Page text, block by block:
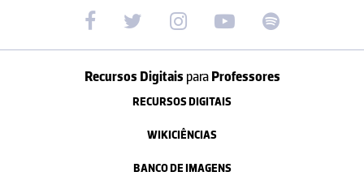
Recursos Digitais paraProfessores
RECURSOS DIGITAIS
WIKICIÊNCIAS
BANCO DE IMAGENS